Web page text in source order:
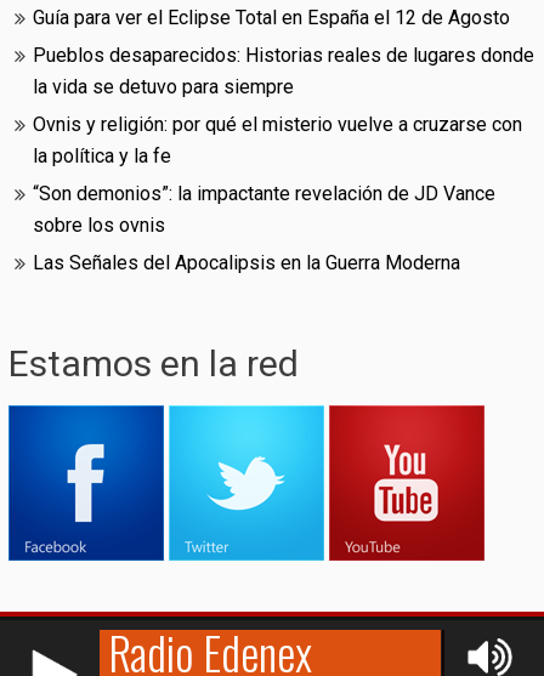
Guía para ver el Eclipse Total en España el 12 de Agosto
Pueblos desaparecidos: Historias reales de lugares donde
la vida se detuvo para siempre
Ovnis y religión: por qué el misterio vuelve a cruzarse con
la política y la fe
“Son demonios”: la impactante revelación de JD Vance
sobre los ovnis
Las Señales del Apocalipsis en la Guerra Moderna
Estamos en la red
RCAST.NET
© (2009-2026)Edenex